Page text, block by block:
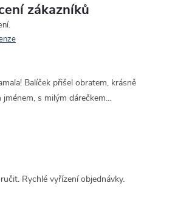
zákazníků
Balíček přišel obratem, krásně
s milým dárečkem...
Rychlé vyřízení objednávky.